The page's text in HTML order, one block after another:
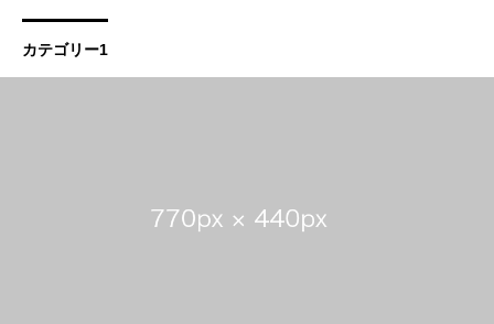
カテゴリー1